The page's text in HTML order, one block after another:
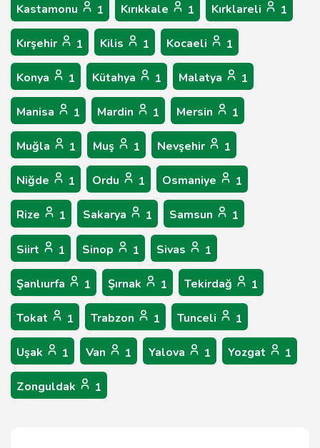
Kastamonu 1 Kırıkkale 1 Kırklareli 1
Kırşehir 1 Kilis 1 Kocaeli 1
Konya 1 Kütahya 1 Malatya 1
Manisa 1 Mardin 1 Mersin 1
Muğla 1 Muş 1 Nevşehir 1
Niğde 1 Ordu 1 Osmaniye 1
Rize 1 Sakarya 1 Samsun 1
Siirt 1 Sinop 1 Sivas 1
Şanlıurfa 1 Şırnak 1 Tekirdağ 1
Tokat 1 Trabzon 1 Tunceli 1
Uşak 1 Van 1 Yalova 1 Yozgat 1
Zonguldak 1